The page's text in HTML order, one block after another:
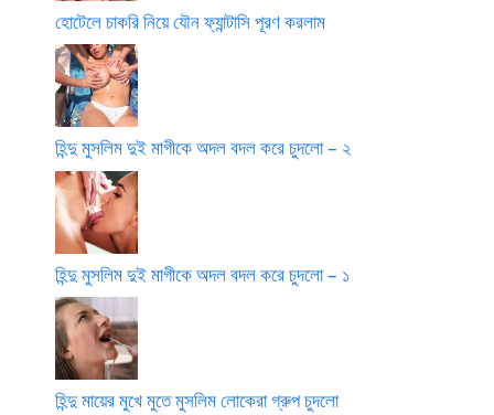
হোটেলে চাকরি নিয়ে যৌন ফ্যান্টাসি পূরণ করলাম
হিন্দু মুসলিম দুই মাগীকে অদল বদল করে চুদলো – ২
হিন্দু মুসলিম দুই মাগীকে অদল বদল করে চুদলো – ১
হিন্দু মায়ের মুখে মুতে মুসলিম লোকেরা গ্রুপ চুদলো